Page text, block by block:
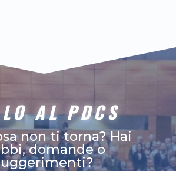
AL PDCS
non ti torna? Hai
domande o